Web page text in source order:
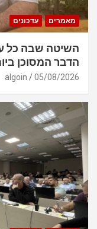
מאמרים עדכונים
השיטה שבה כל
הדבר המסוכן
05/08/2026
algoin